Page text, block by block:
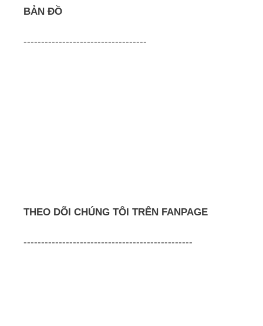
BẢN ĐỒ
-----------------------------------
THEO DÕI CHÚNG TÔI TRÊN FANPAGE
------------------------------------------------